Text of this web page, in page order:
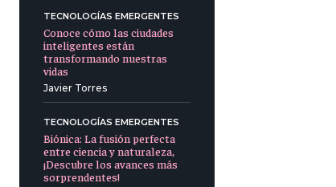
TECNOLOGÍAS EMERGENTES
Conoce cómo las ciudades
inteligentes están
transformando nuestras
vidas
Javier Torres
TECNOLOGÍAS EMERGENTES
Biónica: La fusión perfecta
entre ciencia y naturaleza,
¡Descubre los avances más
sorprendentes!